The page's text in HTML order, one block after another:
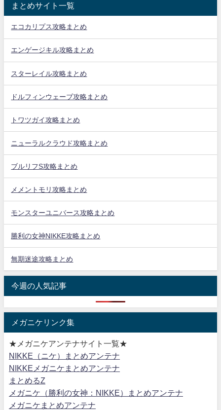
まとめサイト一覧
エコカリプス攻略まとめ
エンゲージキル攻略まとめ
スターレイル攻略まとめ
ドルフィンウェーブ攻略まとめ
トワツガイ攻略まとめ
ニューラルクラウド攻略まとめ
ブルリフS攻略まとめ
メメントモリ攻略まとめ
モンスターユニバース攻略まとめ
勝利の女神NIKKE攻略まとめ
無期迷途攻略まとめ
今週の人気記事
メガニケリンク集
★メガニケアンテナサイト一覧★
NIKKE（ニケ）まとめアンテナ
NIKKEメガニケまとめアンテナ
まとめるZ
メガニケ（勝利の女神：NIKKE）まとめアンテナ
メガニケまとめアンテナ